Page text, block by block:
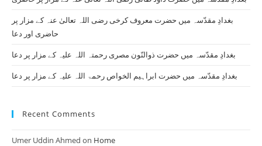
بغدادِ مقدّسہ میں حضرت معروف کرخی رضی اللہ تعالیٰ عنہ کے مزار پر
حاضری اور دعا
بغدادِ مقدّسہ میں حضرت ذوالنّون مصری رحمتہ اللہ علیہ کے مزار پر دعا
بغدادِ مقدّسہ میں حضرت ابراہیم الخواص رحمۃ اللہ علیہ کے مزار پر دعا
Recent Comments
Umer Uddin Ahmed on Home